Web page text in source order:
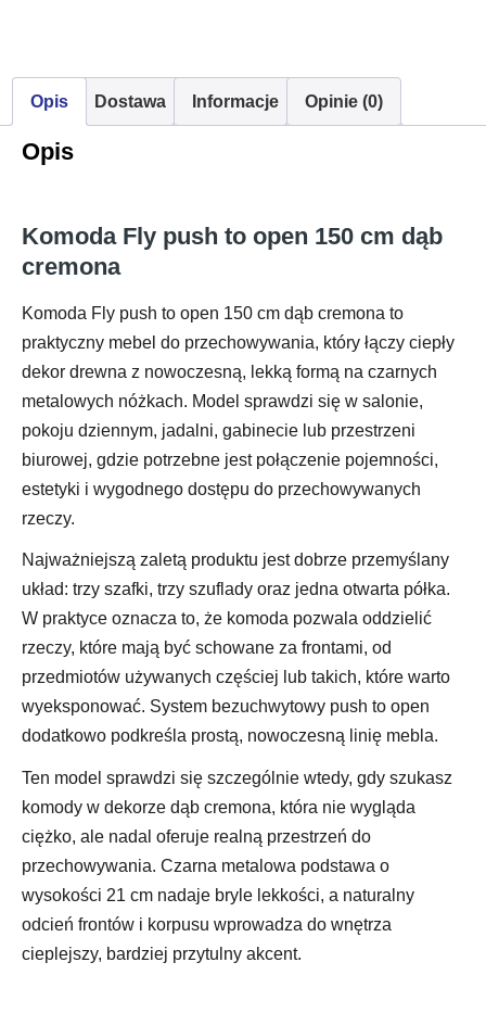
Opis Dostawa Informacje Opinie (0)
Opis
Komoda Fly push to open 150 cm dąb
cremona
Komoda Fly push to open 150 cm dąb cremona to
praktyczny mebel do przechowywania, który łączy ciepły
dekor drewna z nowoczesną, lekką formą na czarnych
metalowych nóżkach. Model sprawdzi się w salonie,
pokoju dziennym, jadalni, gabinecie lub przestrzeni
biurowej, gdzie potrzebne jest połączenie pojemności,
estetyki i wygodnego dostępu do przechowywanych
rzeczy.
Najważniejszą zaletą produktu jest dobrze przemyślany
układ: trzy szafki, trzy szuflady oraz jedna otwarta półka.
W praktyce oznacza to, że komoda pozwala oddzielić
rzeczy, które mają być schowane za frontami, od
przedmiotów używanych częściej lub takich, które warto
wyeksponować. System bezuchwytowy push to open
dodatkowo podkreśla prostą, nowoczesną linię mebla.
Ten model sprawdzi się szczególnie wtedy, gdy szukasz
komody w dekorze dąb cremona, która nie wygląda
ciężko, ale nadal oferuje realną przestrzeń do
przechowywania. Czarna metalowa podstawa o
wysokości 21 cm nadaje bryle lekkości, a naturalny
odcień frontów i korpusu wprowadza do wnętrza
cieplejszy, bardziej przytulny akcent.